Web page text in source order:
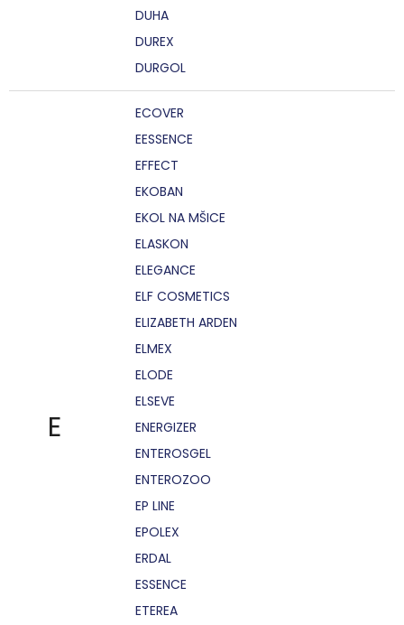
DUHA
DUREX
DURGOL
E
ECOVER
EESSENCE
EFFECT
EKOBAN
EKOL NA MŠICE
ELASKON
ELEGANCE
ELF COSMETICS
ELIZABETH ARDEN
ELMEX
ELODE
ELSEVE
ENERGIZER
ENTEROSGEL
ENTEROZOO
EP LINE
EPOLEX
ERDAL
ESSENCE
ETEREA